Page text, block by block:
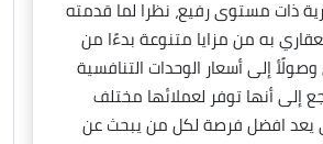
ذات مستوى رفيع، نظرا لما قدمته
به من مزايا متنوعة بدءًا من
إلى أسعار الوحدات التنافسية
إلى أنها توفر لعملائها مختلف
يعد افضل فرصة لكل من يبحث عن